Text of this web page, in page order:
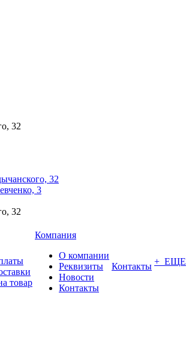
32
32
3
32
товар
Компания
О компании
Реквизиты
Новости
Контакты
Контакты + ЕЩЕ